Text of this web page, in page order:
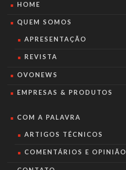
HOME
QUEM SOMOS
APRESENTAÇÃO
REVISTA
OVONEWS
EMPRESAS & PRODUTOS
COM A PALAVRA
ARTIGOS TÉCNICOS
COMENTÁRIOS E OPINIÃO